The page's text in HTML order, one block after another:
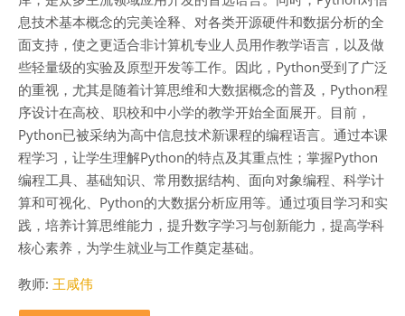
息技术基本概念的完美诠释、对各类开源硬件和数据分析的全
面支持，使之更适合非计算机专业人员用作教学语言，以及做
些轻量级的实验及原型开发等工作。因此，Python受到了广泛
的重视，尤其是随着计算思维和大数据概念的普及，Python程
序设计在高校、职校和中小学的教学开始全面展开。目前，
Python已被采纳为高中信息技术新课程的编程语言。通过本课
程学习，让学生理解Python的特点及其重点性；掌握Python
编程工具、基础知识、常用数据结构、面向对象编程、科学计
算和可视化、Python的大数据分析应用等。通过项目学习和实
践，培养计算思维能力，提升数字学习与创新能力，提高学科
核心素养，为学生就业与工作奠定基础。
教师: 王咸伟